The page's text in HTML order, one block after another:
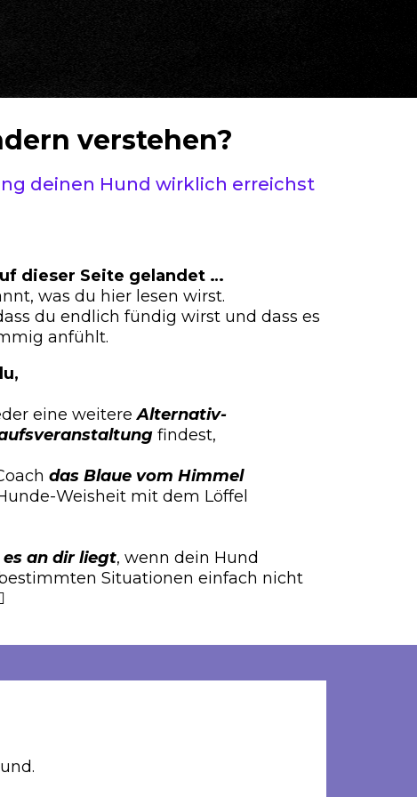
verstehen?
deinen Hund wirklich erreichst
dieser Seite gelandet …
was du hier lesen wirst.
du endlich fündig wirst und dass es
anfühlt.
eine weitereAlternativ-
findest,
das Blaue vom Himmel
Weisheit mit dem Löffel
es an dir liegt, wenn dein Hund
Situationen einfach nicht